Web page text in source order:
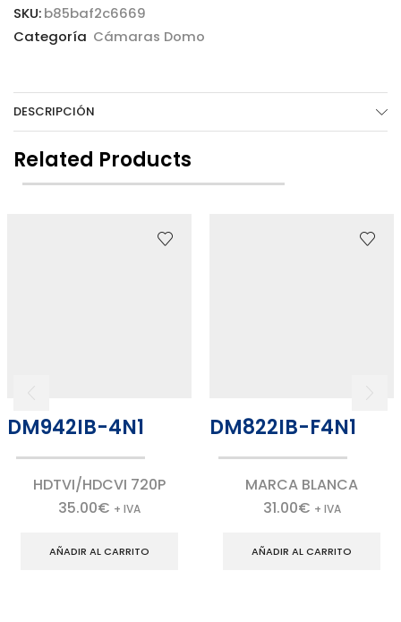
SKU:b85baf2c6669
Categoría Cámaras Domo
DESCRIPCIÓN
Related Products
DM942IB-4N1
HDTVI/HDCVI 720P
35.00€ + IVA
AÑADIR AL CARRITO
DM822IB-F4N1
MARCA BLANCA
31.00€ + IVA
AÑADIR AL CARRITO